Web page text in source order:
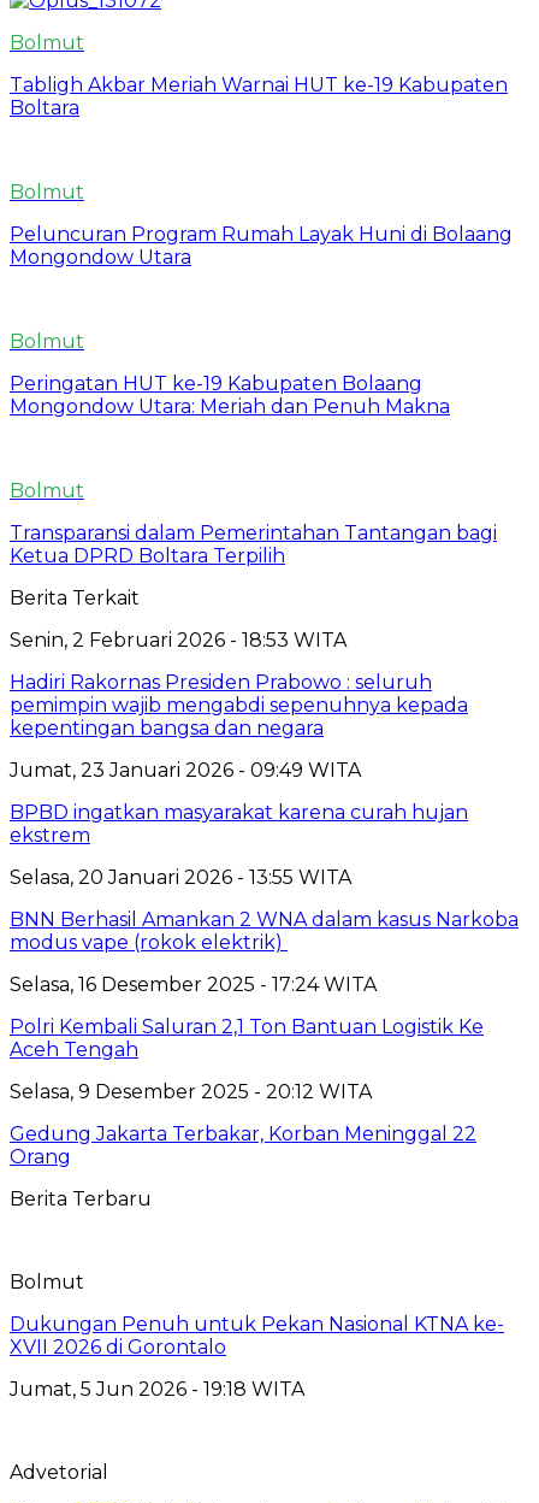
Bolmut
Tabligh Akbar Meriah Warnai HUT ke-19 Kabupaten
Boltara
Bolmut
Peluncuran Program Rumah Layak Huni di Bolaang
Mongondow Utara
Bolmut
Peringatan HUT ke-19 Kabupaten Bolaang
Mongondow Utara: Meriah dan Penuh Makna
Bolmut
Transparansi dalam Pemerintahan Tantangan bagi
Ketua DPRD Boltara Terpilih
Berita Terkait
Senin, 2 Februari 2026 - 18:53 WITA
Hadiri Rakornas Presiden Prabowo : seluruh
pemimpin wajib mengabdi sepenuhnya kepada
kepentingan bangsa dan negara
Jumat, 23 Januari 2026 - 09:49 WITA
BPBD ingatkan masyarakat karena curah hujan
ekstrem
Selasa, 20 Januari 2026 - 13:55 WITA
BNN Berhasil Amankan 2 WNA dalam kasus Narkoba
modus vape (rokok elektrik)
Selasa, 16 Desember 2025 - 17:24 WITA
Polri Kembali Saluran 2,1 Ton Bantuan Logistik Ke
Aceh Tengah
Selasa, 9 Desember 2025 - 20:12 WITA
Gedung Jakarta Terbakar, Korban Meninggal 22
Orang
Berita Terbaru
Bolmut
Dukungan Penuh untuk Pekan Nasional KTNA ke-
XVII 2026 di Gorontalo
Jumat, 5 Jun 2026 - 19:18 WITA
Advetorial